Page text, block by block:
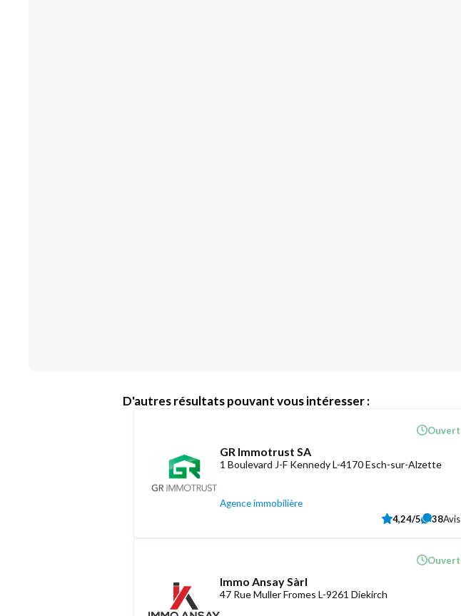
D'autres résultats pouvant vous intéresser :
GR Immotrust SA
1 Boulevard J-F Kennedy L-4170 Esch-sur-Alzette
Agence immobilière
Ouvert
4,24/5 38Avis
Immo Ansay Sàrl
47 Rue Muller Fromes L-9261 Diekirch
Ouvert